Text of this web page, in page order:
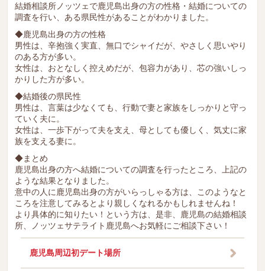
結婚相談所ノッツェで鹿児島出身の方の性格・結婚についての
調査を行い、ある県民性があることがわかりました。
◆鹿児島出身の方の性格
男性は、辛抱強く実直、無口でシャイだが、やさしく思いやり
のある方が多い。
女性は、おとなしく控えめだが、包容力があり、芯の強いしっ
かりした方が多い。
◆結婚後の県民性
男性は、言葉は少なくても、行動で妻と家族をしっかりと守っ
ていく夫に。
女性は、一歩下がって夫を支え、母としても優しく、気丈に家
族を支える妻に。
◆まとめ
鹿児島出身の方へ結婚についての調査を行ったところ、上記の
ような結果となりました。
意中の人に鹿児島出身の方がいらっしゃる方は、このようなと
ころを注意してみるとより親しくなれるかもしれませんね！
より具体的に知りたい！という方は、是非、鹿児島の結婚相談
所、ノッツェサテライト鹿児島へお気軽にご相談下さい！
鹿児島周辺初デート場所